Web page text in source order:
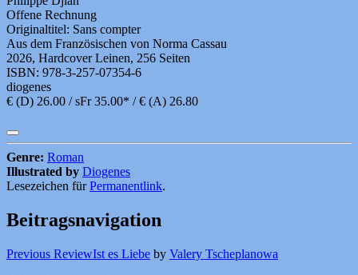
Offene Rechnung
Originaltitel: Sans compter
Aus dem Französischen von Norma Cassau
2026, Hardcover Leinen, 256 Seiten
ISBN: 978-3-257-07354-6
diogenes
€ (D) 26.00 / sFr 35.00* / € (A) 26.80
Genre: Roman
Illustrated by Diogenes
Lesezeichen fürPermanentlink.
Beitragsnavigation
Previous ReviewIst es Liebe by Valery Tscheplanowa